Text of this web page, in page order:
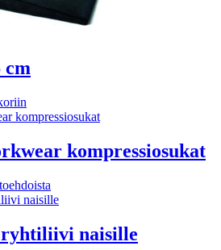
kompressiosukat
tuotteella
useampi
muunnelma.
naisille